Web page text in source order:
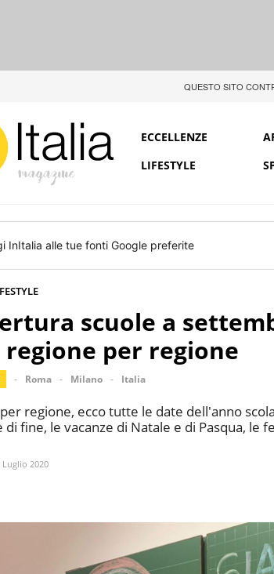
QUESTO SITO
ECCELLENZE
LIFESTYLE
InItalia alle tue fonti Google preferite
scuole a
per regione
Roma Milano Italia
regione, ecco tutte le date dell'anno
di fine, le vacanze di Natale e di Pasqua, le
Luglio 2020